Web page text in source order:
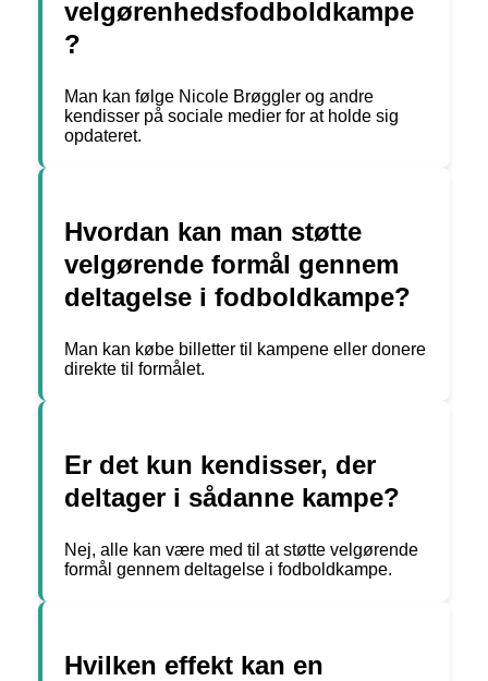
velgørenhedsfodboldkampe
?
Man kan følge Nicole Brøggler og andre
kendisser på sociale medier for at holde sig
opdateret.
Hvordan kan man støtte
velgørende formål gennem
deltagelse i fodboldkampe?
Man kan købe billetter til kampene eller donere
direkte til formålet.
Er det kun kendisser, der
deltager i sådanne kampe?
Nej, alle kan være med til at støtte velgørende
formål gennem deltagelse i fodboldkampe.
Hvilken effekt kan en